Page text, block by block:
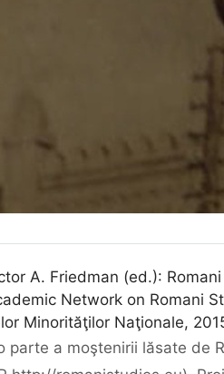
A. Friedman (ed.):
Network on Romani
Minorităţilor Naţionale,
parte a moştenirii lăsate de